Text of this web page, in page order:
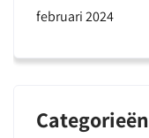
februari 2024
Categorieën